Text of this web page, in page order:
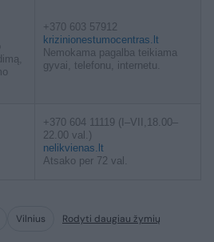
+370 603 57912
krizinionestumocentras.lt
Nemokama pagalba teikiama
gyvai, telefonu, internetu.
+370 604 11119 (I–VII,18.00–
22.00 val.)
nelikvienas.lt
Atsako per 72 val.
Vilnius Rodyti daugiau žymių